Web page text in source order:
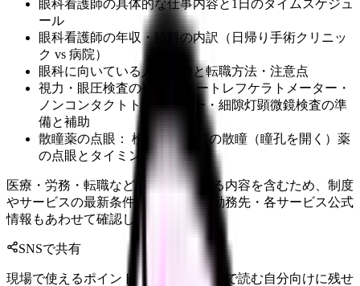
眼科看護師の具体的な仕事内容と1日のタイムスケジュ
ール
眼科看護師の年収・給料の内訳（日帰り手術クリニッ
ク vs 病院）
眼科に向いている人の特徴と転職方法・注意点
視力・眼圧検査の補助： オートレフケラトメーター・
ノンコンタクトトノメーター・細隙灯顕微鏡検査の準
備と補助
散瞳薬の点眼： 検査や手術前の散瞳（瞳孔を開く）薬
の点眼とタイミング管理
医療・労務・転職など判断に影響する内容を含むため、制度
やサービスの最新条件は公的機関・勤務先・各サービス公式
情報もあわせて確認してください。
SNSで共有
現場で使えるポイントを、同僚やあとで読む自分向けに残せ